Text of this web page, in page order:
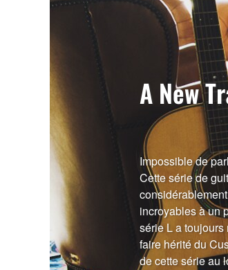
A New
Impossible de
Cette série de
incroyables à un
série L a
faire hérité du
de cette série au